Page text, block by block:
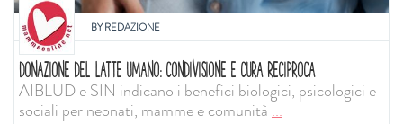
BYREDAZIONE
DONAZIONE DEL LATTE UMANO: CONDIVISIONE E CURA RECIPROCA
AIBLUD e SIN indicano i benefici biologici, psicologici e
sociali per neonati, mamme e comunità...